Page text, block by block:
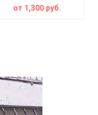
от 1,300руб.